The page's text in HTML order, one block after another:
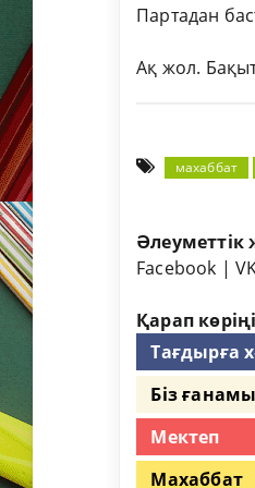
Партадан
Ақ жол.
махаббат
Әлеуметтік
Facebook |
Қарап
Тағдырға
Біз
Мектеп
Махаббат